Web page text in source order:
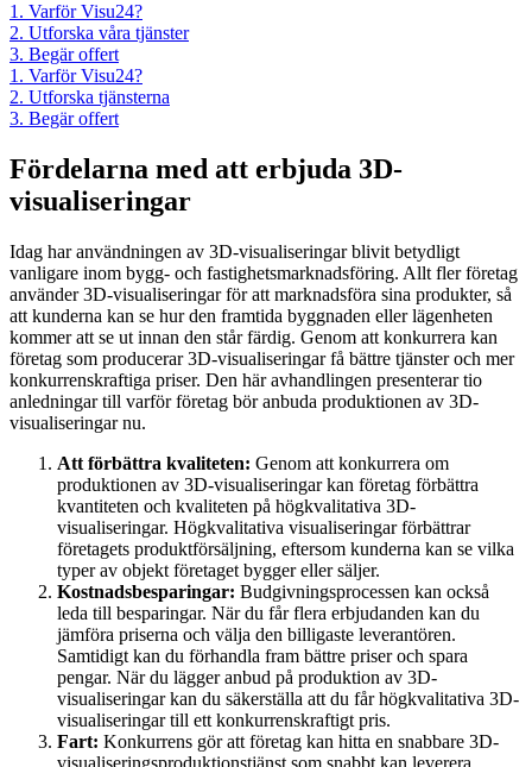
1. Varför Visu24?
2. Utforska våra tjänster
3. Begär offert
1. Varför Visu24?
2. Utforska tjänsterna
3. Begär offert
Fördelarna med att erbjuda 3D-
visualiseringar
Idag har användningen av 3D-visualiseringar blivit betydligt
vanligare inom bygg- och fastighetsmarknadsföring. Allt fler företag
använder 3D-visualiseringar för att marknadsföra sina produkter, så
att kunderna kan se hur den framtida byggnaden eller lägenheten
kommer att se ut innan den står färdig. Genom att konkurrera kan
företag som producerar 3D-visualiseringar få bättre tjänster och mer
konkurrenskraftiga priser. Den här avhandlingen presenterar tio
anledningar till varför företag bör anbuda produktionen av 3D-
visualiseringar nu.
Att förbättra kvaliteten: Genom att konkurrera om
produktionen av 3D-visualiseringar kan företag förbättra
kvantiteten och kvaliteten på högkvalitativa 3D-
visualiseringar. Högkvalitativa visualiseringar förbättrar
företagets produktförsäljning, eftersom kunderna kan se vilka
typer av objekt företaget bygger eller säljer.
Kostnadsbesparingar: Budgivningsprocessen kan också
leda till besparingar. När du får flera erbjudanden kan du
jämföra priserna och välja den billigaste leverantören.
Samtidigt kan du förhandla fram bättre priser och spara
pengar. När du lägger anbud på produktion av 3D-
visualiseringar kan du säkerställa att du får högkvalitativa 3D-
visualiseringar till ett konkurrenskraftigt pris.
Fart: Konkurrens gör att företag kan hitta en snabbare 3D-
visualiseringsproduktionstjänst som snabbt kan leverera